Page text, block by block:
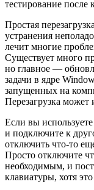
тестирование после
Простая
устранения
лечит многие
Существует много
но главное —
задачи в ядре
запущенных на
Перезагрузка может
Если вы
и подключите к
отключить что-то
Просто отключите
необходимым, и
клавиатуры, хотя